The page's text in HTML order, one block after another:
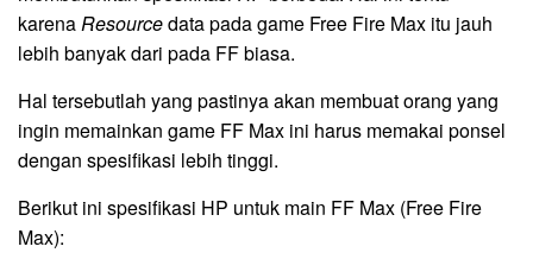
karenaResourcedata pada game Free Fire Max itu jauh
lebih banyak dari pada FF biasa.
Hal tersebutlah yang pastinya akan membuat orang yang
ingin memainkan game FF Max ini harus memakai ponsel
dengan spesifikasi lebih tinggi.
Berikut ini spesifikasi HP untuk main FF Max (Free Fire
Max):